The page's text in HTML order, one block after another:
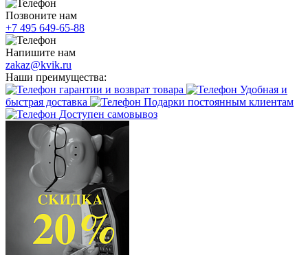
Позвоните нам
+7 495 649-65-88
Напишите нам
zakaz@kvik.ru
Наши преимущества:
гарантии и возврат товара
Удобная и
быстрая доставка
Подарки постоянным клиентам
Доступен самовывоз